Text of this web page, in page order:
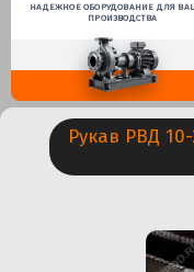
НАДЕЖНОЕ ОБОРУДОВАНИЕ ДЛЯ
ПРОИЗВОДСТВА
Рукав РВД